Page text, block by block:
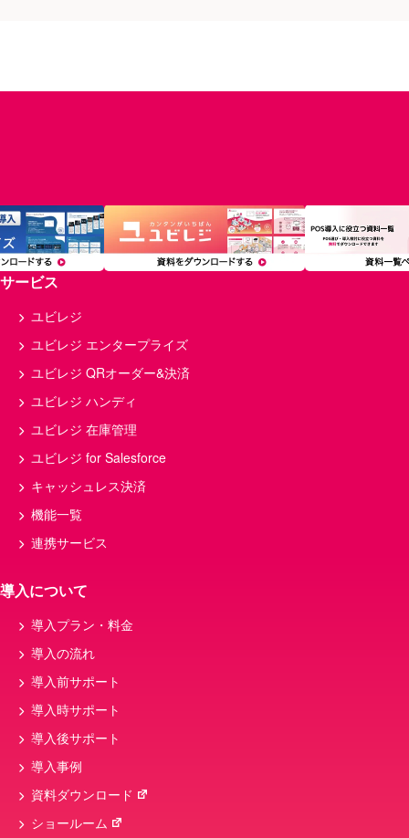
サービス
ユビレジ
ユビレジ エンタープライズ
ユビレジ QRオーダー&決済
ユビレジ ハンディ
ユビレジ 在庫管理
ユビレジ for Salesforce
キャッシュレス決済
機能一覧
連携サービス
導入について
導入プラン・料金
導入の流れ
導入前サポート
導入時サポート
導入後サポート
導入事例
資料ダウンロード
ショールーム